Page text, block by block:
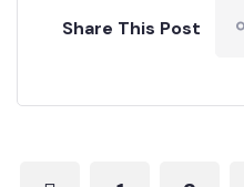
Share This Post